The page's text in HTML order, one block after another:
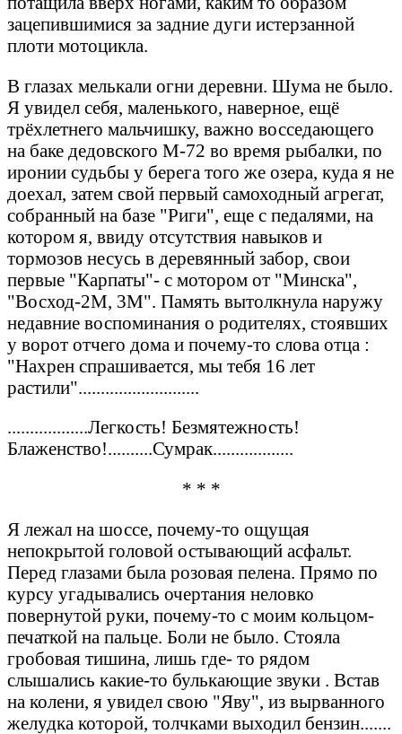
зацепившимися за задние дуги истерзанной
плоти мотоцикла.
В глазах мелькали огни деревни. Шума не было.
Я увидел себя, маленького, наверное, ещё
трёхлетнего мальчишку, важно восседающего
на баке дедовского М-72 во время рыбалки, по
иронии судьбы у берега того же озера, куда я не
доехал, затем свой первый самоходный агрегат,
собранный на базе "Риги", еще с педалями, на
котором я, ввиду отсутствия навыков и
тормозов несусь в деревянный забор, свои
первые "Карпаты"- с мотором от "Минска",
"Восход-2М, 3М". Память вытолкнула наружу
недавние воспоминания о родителях, стоявших
у ворот отчего дома и почему-то слова отца :
"Нахрен спрашивается, мы тебя 16 лет
растили"...........................
..................Легкость! Безмятежность!
Блаженство!..........Сумрак..................
* * *
Я лежал на шоссе, почему-то ощущая
непокрытой головой остывающий асфальт.
Перед глазами была розовая пелена. Прямо по
курсу угадывались очертания неловко
повернутой руки, почему-то с моим кольцом-
печаткой на пальце. Боли не было. Стояла
гробовая тишина, лишь где- то рядом
слышались какие-то булькающие звуки . Встав
на колени, я увидел свою "Яву", из вырванного
желудка которой, толчками выходил бензин.......